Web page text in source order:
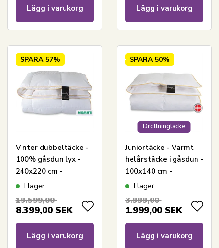
Lägg i varukorg Lägg i varukorg
SPARA 57%
Vinter dubbeltäcke -
100% gåsdun lyx -
240x220 cm -
Excellent By Borg
Diamanten
I lager
19.599,00
8.399,00 SEK
Lägg i varukorg
Drottningtäcke
SPARA 50%
Juniortäcke - Varmt
helårstäcke i gåsdun -
100x140 cm -
Premium By Borg
I lager
3.999,00
1.999,00 SEK
Lägg i varukorg